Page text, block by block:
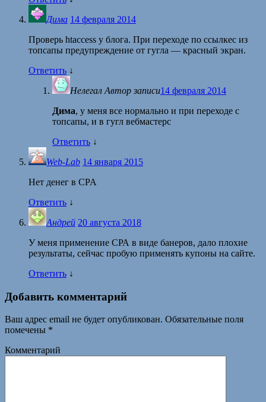
Дима 14 февраля 2014
Проверь htaccess у блога. При переходе по ссылкес из
топсапы предупреждение от гугла — красный экран.
Ответить ↓
Нелегал Автор записи14 февраля 2014
Дима, у меня все нормально и при переходе с
топсапы, и в гугл вебмастерс
Ответить ↓
Web-Lab 14 января 2015
Нет денег в CPA
Ответить ↓
Андрей 20 августа 2018
У меня применение СРА в виде банеров, дало плохие
результаты, сейчас пробую применять купоны на сайте.
Ответить ↓
Добавить комментарий
Ваш адрес email не будет опубликован. Обязательные поля
помечены *
Комментарий